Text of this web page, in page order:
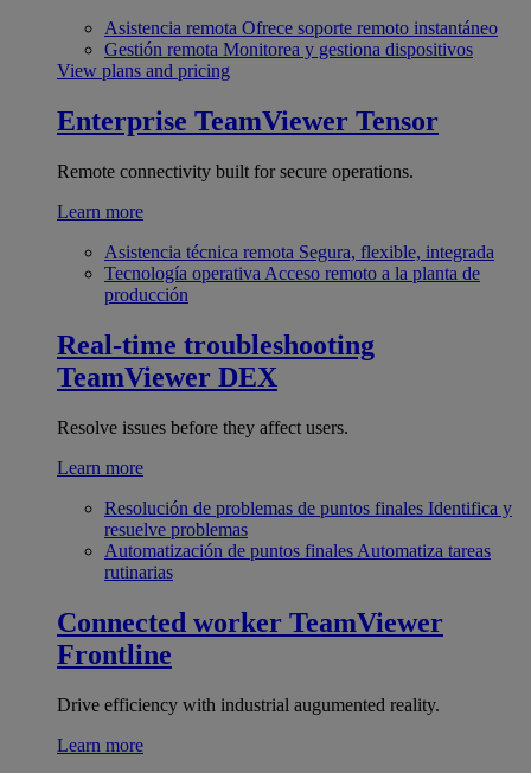
Asistencia remota Ofrece soporte remoto instantáneo
Gestión remota Monitorea y gestiona dispositivos
View plans and pricing
Enterprise TeamViewer Tensor
Remote connectivity built for secure operations.
Learn more
Asistencia técnica remota Segura, flexible, integrada
Tecnología operativa Acceso remoto a la planta de
producción
Real-time troubleshooting
TeamViewer DEX
Resolve issues before they affect users.
Learn more
Resolución de problemas de puntos finales Identifica y
resuelve problemas
Automatización de puntos finales Automatiza tareas
rutinarias
Connected worker TeamViewer
Frontline
Drive efficiency with industrial augumented reality.
Learn more